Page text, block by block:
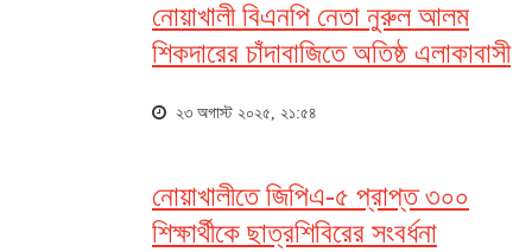
নোয়াখালী বিএনপি নেতা নুরুল আলম
শিকদারের চাঁদাবাজিতে অতিষ্ঠ এলাকাবাসী
২৩ অগাস্ট ২০২৫, ২১:৫৪
নোয়াখালীতে জিপিএ-৫ প্রাপ্ত ৩০০
শিক্ষার্থীকে ছাত্রশিবিরের সংবর্ধনা